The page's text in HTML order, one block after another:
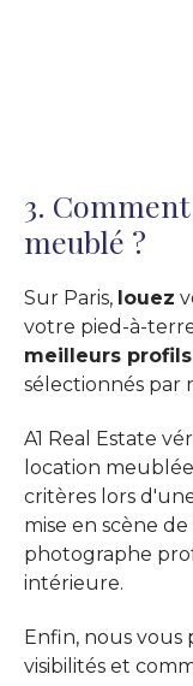
3.
meublé ?
Sur Paris, louez
votre pied-à-
meilleurs
sélectionnés par
A1 Real Estate
location
critères lors
mise en scène
photographe
intérieure.
Enfin, nous vous
visibilités et